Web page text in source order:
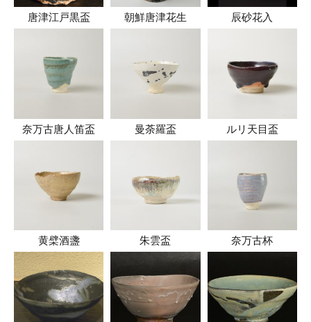
唐津江戸黒盃 朝鮮唐津花生 辰砂花入
奈万古唐人笛盃 曼荼羅盃 ルリ天目盃
黄檗酒盞 朱雲盃 奈万古杯